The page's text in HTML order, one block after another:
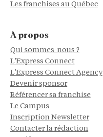
Les franchises au Québec
À propos
Qui sommes-nous ?
L'Express Connect
L'Express Connect Agency
Devenir sponsor
Référencer sa franchise
Le Campus
Inscription Newsletter
Contacter la rédaction